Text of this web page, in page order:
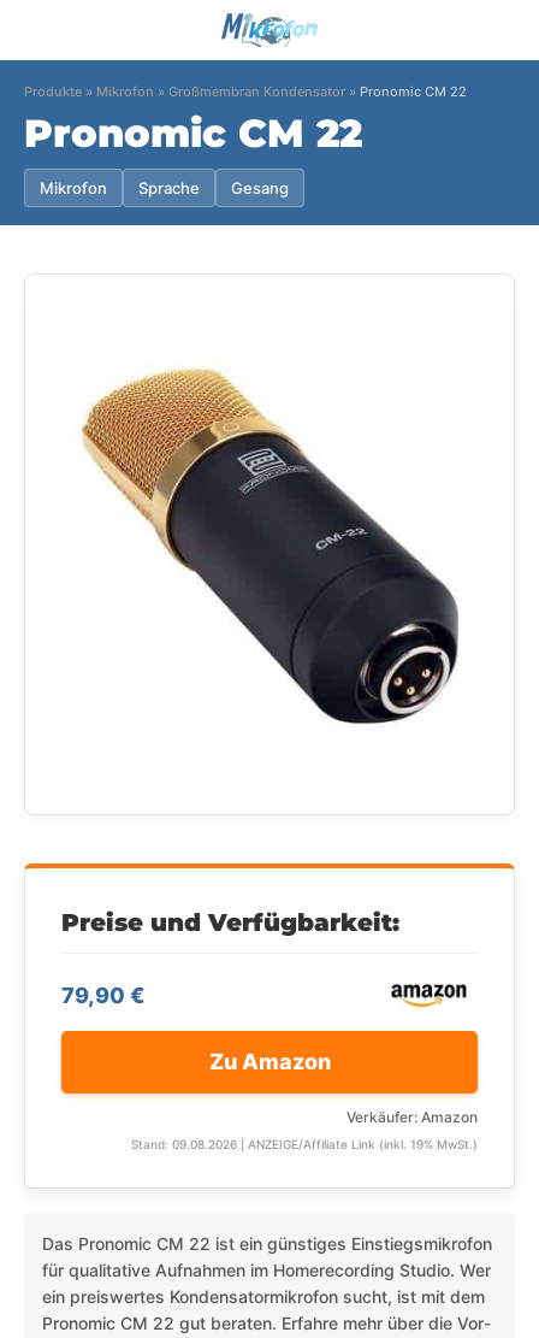
Produkte » Mikrofon » Großmembran Kondensator » Pronomic CM 22
Pronomic CM 22
Mikrofon Sprache Gesang
Preise und Verfügbarkeit:
79,90 €
Zu Amazon
Verkäufer: Amazon
Stand: 09.08.2026 | ANZEIGE/Affiliate Link (inkl. 19% MwSt.)
Das Pronomic CM 22 ist ein günstiges Einstiegsmikrofon
für qualitative Aufnahmen im Homerecording Studio. Wer
ein preiswertes Kondensatormikrofon sucht, ist mit dem
Pronomic CM 22 gut beraten. Erfahre mehr über die Vor-